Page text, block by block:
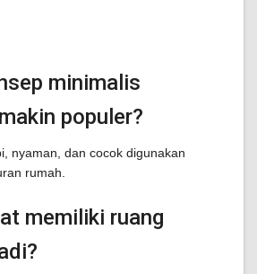
minimalis
populer?
nyaman, dan cocok digunakan
rumah.
memiliki ruang